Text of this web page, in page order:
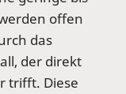
offen
das
der direkt
trifft. Diese